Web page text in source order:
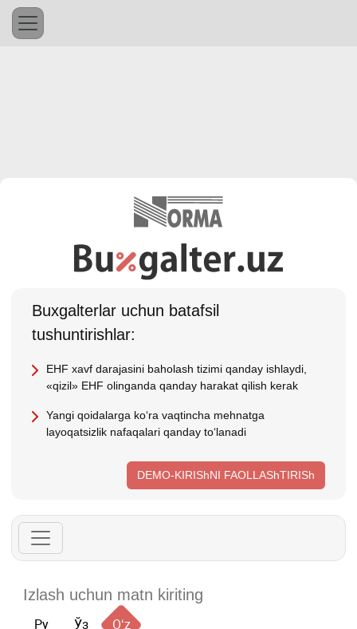
Buхgalterlar uchun batafsil
tushuntirishlar:
EHF хavf darajasini baholash tizimi qanday ishlaydi,
«qizil» EHF olinganda qanday harakat qilish kerak
Yangi qoidalarga koʻra vaqtincha mehnatga
layoqatsizlik nafaqalari qanday toʻlanadi
DEMO-KIRIShNI FAOLLAShTIRISh
Ру Ўз Oʻz